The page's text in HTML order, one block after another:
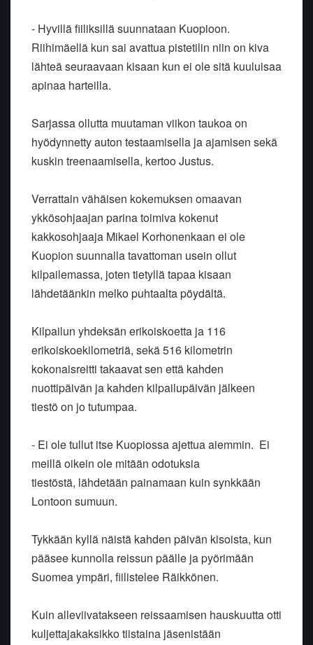
- Hyvillä fiiliksillä suunnataan Kuopioon.
Riihimäellä kun sai avattua pistetilin niin on kiva
lähteä seuraavaan kisaan kun ei ole sitä kuuluisaa
apinaa harteilla.
Sarjassa ollutta muutaman viikon taukoa on
hyödynnetty auton testaamisella ja ajamisen sekä
kuskin treenaamisella, kertoo Justus.
Verrattain vähäisen kokemuksen omaavan
ykkösohjaajan parina toimiva kokenut
kakkosohjaaja Mikael Korhonenkaan ei ole
Kuopion suunnalla tavattoman usein ollut
kilpailemassa, joten tietyllä tapaa kisaan
lähdetäänkin melko puhtaalta pöydältä.
Kilpailun yhdeksän erikoiskoetta ja 116
erikoiskoekilometriä, sekä 516 kilometrin
kokonaisreitti takaavat sen että kahden
nuottipäivän ja kahden kilpailupäivän jälkeen
tiestö on jo tutumpaa.
- Ei ole tullut itse Kuopiossa ajettua aiemmin. Ei
meillä oikein ole mitään odotuksia
tiestöstä, lähdetään painamaan kuin synkkään
Lontoon sumuun.
Tykkään kyllä näistä kahden päivän kisoista, kun
pääsee kunnolla reissun päälle ja pyörimään
Suomea ympäri, fiilistelee Räikkönen.
Kuin alleviivatakseen reissaamisen hauskuutta otti
kuljettajakaksikko tiistaina jäsenistään